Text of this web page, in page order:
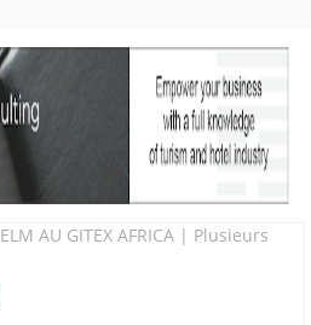
ELM AU GITEX AFRICA | Plusieurs